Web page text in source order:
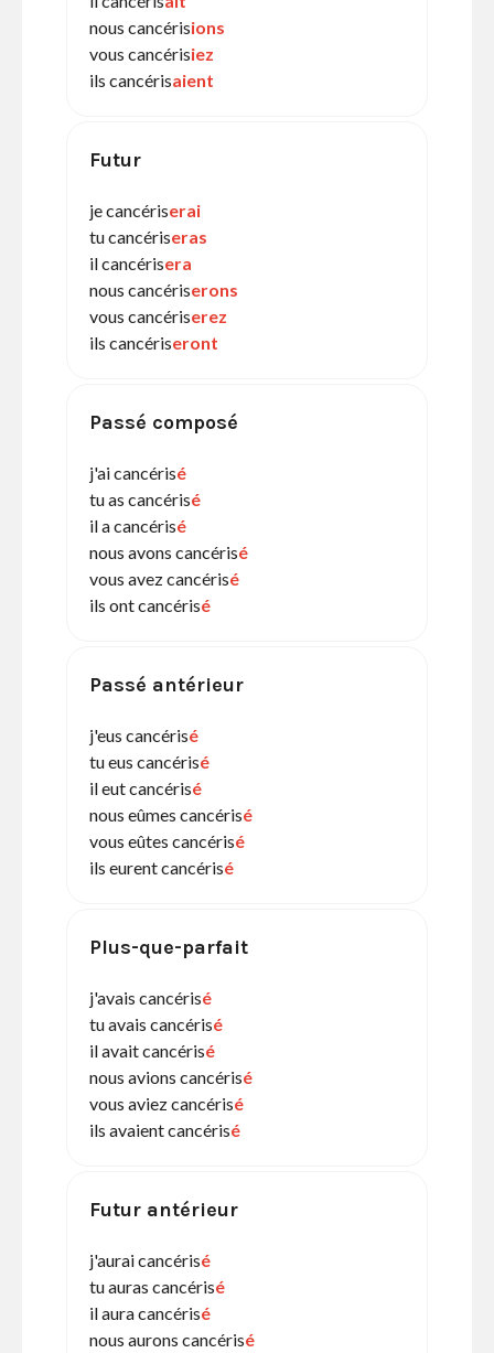
nous cancérisions
vous cancérisiez
ils cancérisaient
Futur
je cancériserai
tu cancériseras
il cancérisera
nous cancériserons
vous cancériserez
ils cancériseront
Passé composé
j'ai cancérisé
tu as cancérisé
il a cancérisé
nous avons cancérisé
vous avez cancérisé
ils ont cancérisé
Passé antérieur
j'eus cancérisé
tu eus cancérisé
il eut cancérisé
nous eûmes cancérisé
vous eûtes cancérisé
ils eurent cancérisé
Plus-que-parfait
j'avais cancérisé
tu avais cancérisé
il avait cancérisé
nous avions cancérisé
vous aviez cancérisé
ils avaient cancérisé
Futur antérieur
j'aurai cancérisé
tu auras cancérisé
il aura cancérisé
nous aurons cancérisé